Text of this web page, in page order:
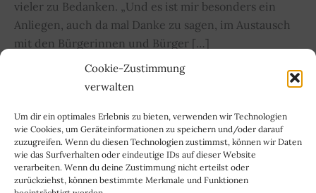
Cookie-Zustimmung
verwalten
Um dir ein optimales Erlebnis zu bieten, verwenden wir Technologien
wie Cookies, um Geräteinformationen zu speichern und/oder darauf
zuzugreifen. Wenn du diesen Technologien zustimmst, können wir Daten
wie das Surfverhalten oder eindeutige IDs auf dieser Website
verarbeiten. Wenn du deine Zustimmung nicht erteilst oder
zurückziehst, können bestimmte Merkmale und Funktionen
vieler zu Bedanken. „Und es ist mir besonders ein
Anliegen, auch da mal Danke zu sagen, im Austausch
mit den Bürgerinnen und Bürger […]
Grace
Dahmke
für
3
Jahrzehnte
treue
Mitgliedschaft
Weiterlesen »